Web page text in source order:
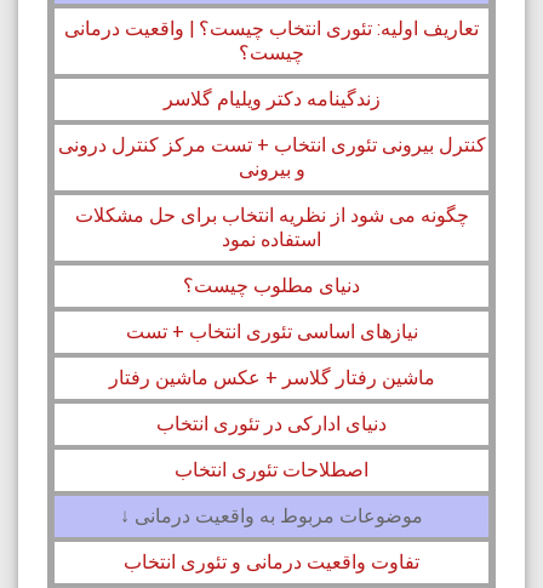
تعاریف اولیه: تئوری انتخاب چیست؟ | واقعیت درمانی
چیست؟
زندگینامه دکتر ویلیام گلاسر
کنترل بیرونی تئوری انتخاب + تست مرکز کنترل درونی
و بیرونی
چگونه می شود از نظریه انتخاب برای حل مشکلات
استفاده نمود
دنیای مطلوب چیست؟
نیازهای اساسی تئوری انتخاب + تست
ماشین رفتار گلاسر + عکس ماشین رفتار
دنیای ادارکی در تئوری انتخاب
اصطلاحات تئوری انتخاب
موضوعات مربوط به واقعیت درمانی ↓
تفاوت واقعیت درمانی و تئوری انتخاب